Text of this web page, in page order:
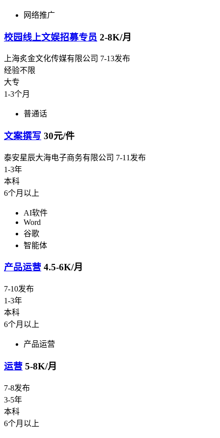
网络推广
校园线上文娱招募专员 2-8K/月
上海炙金文化传媒有限公司 7-13发布
经验不限
大专
1-3个月
普通话
文案撰写 30元/件
泰安星辰大海电子商务有限公司 7-11发布
1-3年
本科
6个月以上
AI软件
Word
谷歌
智能体
产品运营 4.5-6K/月
7-10发布
1-3年
本科
6个月以上
产品运营
运营 5-8K/月
7-8发布
3-5年
本科
6个月以上